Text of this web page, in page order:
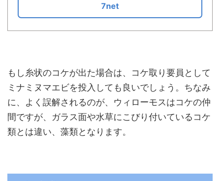
7net
もし糸状のコケが出た場合は、コケ取り要員として
ミナミヌマエビを投入しても良いでしょう。ちなみ
に、よく誤解されるのが、ウィローモスはコケの仲
間ですが、ガラス面や水草にこびり付いているコケ
類とは違い、藻類となります。